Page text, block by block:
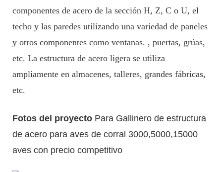
componentes de acero de la sección H, Z, C o U, el
techo y las paredes utilizando una variedad de paneles
y otros componentes como ventanas. , puertas, grúas,
etc. La estructura de acero ligera se utiliza
ampliamente en almacenes, talleres, grandes fábricas,
etc.
Fotos del proyecto Para Gallinero de estructura
de acero para aves de corral 3000,5000,15000
aves con precio competitivo